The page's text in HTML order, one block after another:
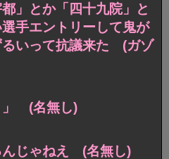
」とか「四十九院」と
手エントリーして鬼が
るいって抗議来た (ガゾ
」 (名無し)
んじゃねえ (名無し)